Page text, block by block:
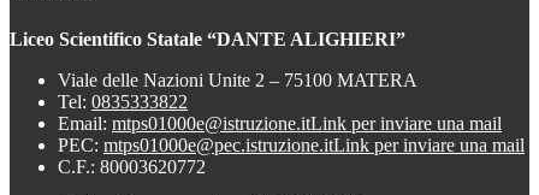
Liceo Scientifico Statale “DANTE ALIGHIERI”
Viale delle Nazioni Unite 2 – 75100 MATERA
Tel: 0835333822
Email: mtps01000e@istruzione.itLink per inviare una mail
PEC: mtps01000e@pec.istruzione.itLink per inviare una mail
C.F.: 80003620772